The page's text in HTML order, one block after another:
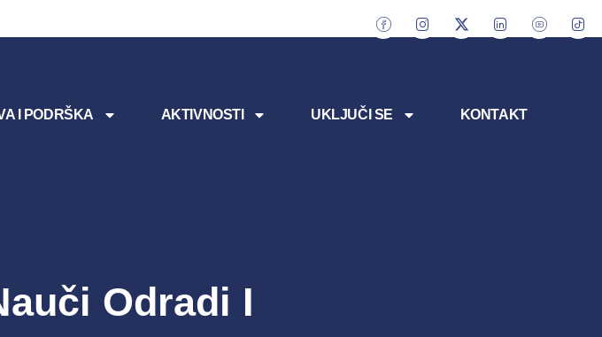
I PODRŠKA AKTIVNOSTI UKLJUČI SE KONTAKT
Odradi I